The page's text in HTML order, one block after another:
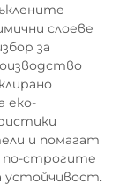
слоеве
за
еко-
и помагат
строгите
устойчивост.